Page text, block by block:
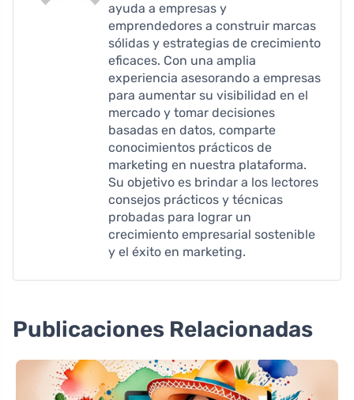
ayuda a empresas y
emprendedores a construir marcas
sólidas y estrategias de crecimiento
eficaces. Con una amplia
experiencia asesorando a empresas
para aumentar su visibilidad en el
mercado y tomar decisiones
basadas en datos, comparte
conocimientos prácticos de
marketing en nuestra plataforma.
Su objetivo es brindar a los lectores
consejos prácticos y técnicas
probadas para lograr un
crecimiento empresarial sostenible
y el éxito en marketing.
Publicaciones Relacionadas